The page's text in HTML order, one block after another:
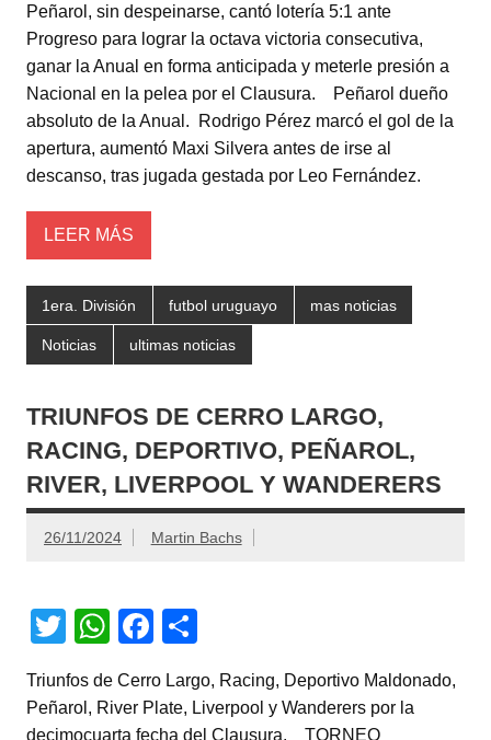
tt
er
at
s
A
p
p
c
e
b
o
o
m
p
ar
tir
Peñarol, sin despeinarse, cantó lotería 5:1 ante
Progreso para lograr la octava victoria consecutiva,
ganar la Anual en forma anticipada y meterle presión a
Nacional en la pelea por el Clausura. Peñarol dueño
absoluto de la Anual. Rodrigo Pérez marcó el gol de la
apertura, aumentó Maxi Silvera antes de irse al
descanso, tras jugada gestada por Leo Fernández.
LEER MÁS
1era. División futbol uruguayo mas noticias
Noticias ultimas noticias
TRIUNFOS DE CERRO LARGO,
RACING, DEPORTIVO, PEÑAROL,
RIVER, LIVERPOOL Y WANDERERS
26/11/2024 Martin Bachs
T
tt
er
W
at
s
F
c
e
m
p
Triunfos de Cerro Largo, Racing, Deportivo Maldonado,
Peñarol, River Plate, Liverpool y Wanderers por la
decimocuarta fecha del Clausura. TORNEO